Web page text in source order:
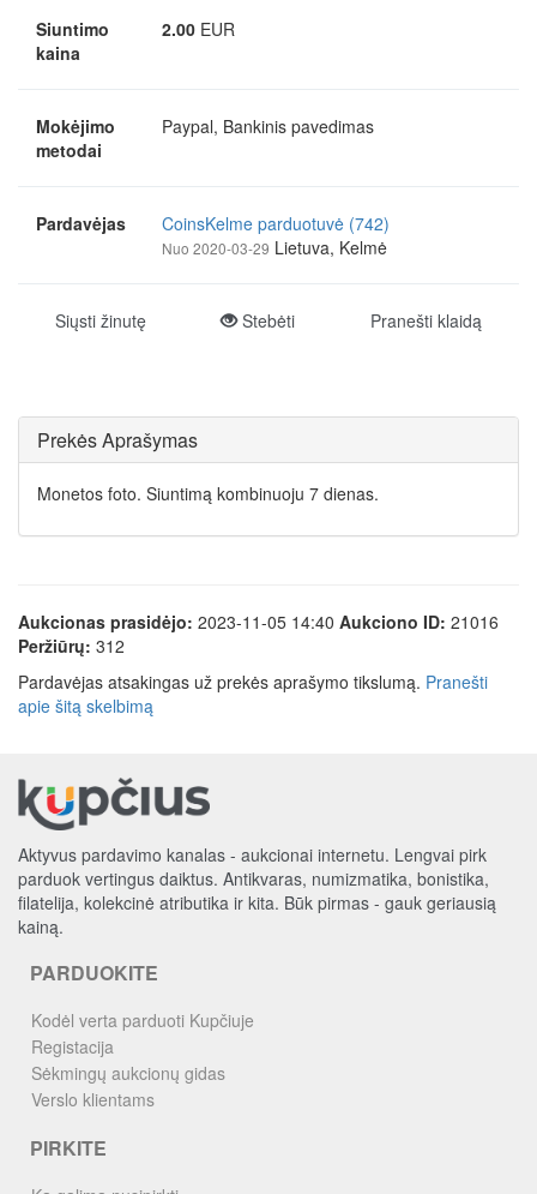
Siuntimo
kaina
2.00EUR
Mokėjimo
metodai
Paypal, Bankinis pavedimas
Pardavėjas CoinsKelme parduotuvė (742)
Nuo 2020-03-29 Lietuva, Kelmė
Siųsti žinutę Stebėti Pranešti klaidą
Prekės Aprašymas
Monetos foto. Siuntimą kombinuoju 7 dienas.
Aukcionas prasidėjo: 2023-11-05 14:40 Aukciono ID: 21016
Peržiūrų: 312
Pardavėjas atsakingas už prekės aprašymo tikslumą. Pranešti
apie šitą skelbimą
Aktyvus pardavimo kanalas - aukcionai internetu. Lengvai pirk
parduok vertingus daiktus. Antikvaras, numizmatika, bonistika,
filatelija, kolekcinė atributika ir kita. Būk pirmas - gauk geriausią
kainą.
PARDUOKITE
Kodėl verta parduoti Kupčiuje
Registacija
Sėkmingų aukcionų gidas
Verslo klientams
PIRKITE